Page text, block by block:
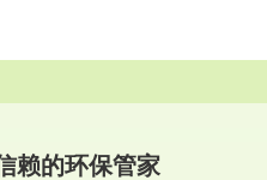
赖的环保管家